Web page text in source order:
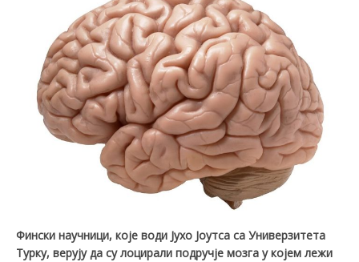
Фински научници, које води Јухо Јоутса са Универзитета
Турку, верују да су лоцирали подручје мозга у којем лежи